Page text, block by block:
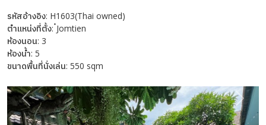
รหัสอ้างอิง: H1603(Thai owned)
ตำแหน่งที่ตั้ง: ๋Jomtien
ห้องนอน: 3
ห้องน้ำ: 5
ขนาดพื้นที่นั่งเล่น: 550 sqm
Previous Next